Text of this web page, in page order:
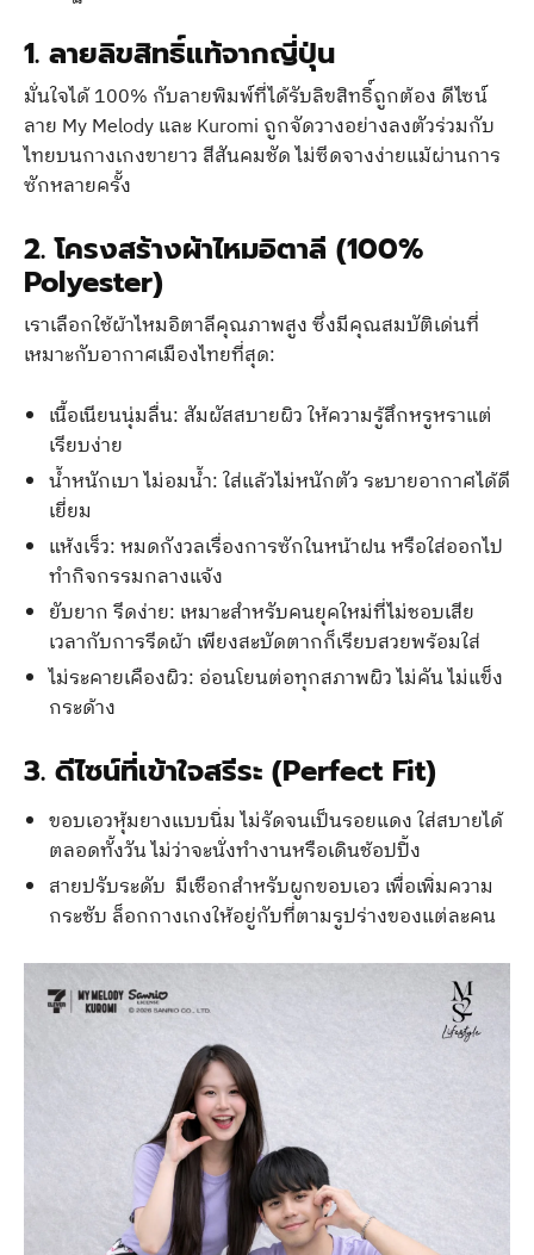
1. ลายลิขสิทธิ์แท้จากญี่ปุ่น
มั่นใจได้ 100% กับลายพิมพ์ที่ได้รับลิขสิทธิ์ถูกต้อง ดีไซน์
ลาย My Melody และ Kuromi ถูกจัดวางอย่างลงตัวร่วมกับ
ไทยบนกางเกงขายาว สีสันคมชัด ไม่ซีดจางง่ายแม้ผ่านการ
ซักหลายครั้ง
2. โครงสร้างผ้าไหมอิตาลี (100%
Polyester)
เราเลือกใช้ผ้าไหมอิตาลีคุณภาพสูง ซึ่งมีคุณสมบัติเด่นที่
เหมาะกับอากาศเมืองไทยที่สุด:
เนื้อเนียนนุ่มลื่น: สัมผัสสบายผิว ให้ความรู้สึกหรูหราแต่
เรียบง่าย
น้ำหนักเบา ไม่อมน้ำ: ใส่แล้วไม่หนักตัว ระบายอากาศได้ดี
เยี่ยม
แห้งเร็ว: หมดกังวลเรื่องการซักในหน้าฝน หรือใส่ออกไป
ทำกิจกรรมกลางแจ้ง
ยับยาก รีดง่าย: เหมาะสำหรับคนยุคใหม่ที่ไม่ชอบเสีย
เวลากับการรีดผ้า เพียงสะบัดตากก็เรียบสวยพร้อมใส่
ไม่ระคายเคืองผิว: อ่อนโยนต่อทุกสภาพผิว ไม่คัน ไม่แข็ง
กระด้าง
3. ดีไซน์ที่เข้าใจสรีระ (Perfect Fit)
ขอบเอวหุ้มยางแบบนิ่ม ไม่รัดจนเป็นรอยแดง ใส่สบายได้
ตลอดทั้งวัน ไม่ว่าจะนั่งทำงานหรือเดินช้อปปิ้ง
สายปรับระดับ มีเชือกสำหรับผูกขอบเอว เพื่อเพิ่มความ
กระชับ ล็อกกางเกงให้อยู่กับที่ตามรูปร่างของแต่ละคน